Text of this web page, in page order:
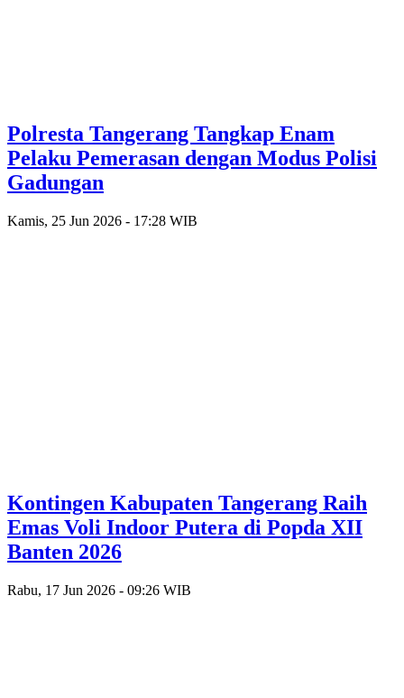
Polresta Tangerang Tangkap Enam
Pelaku Pemerasan dengan Modus Polisi
Gadungan
Kamis, 25 Jun 2026 - 17:28 WIB
Kontingen Kabupaten Tangerang Raih
Emas Voli Indoor Putera di Popda XII
Banten 2026
Rabu, 17 Jun 2026 - 09:26 WIB